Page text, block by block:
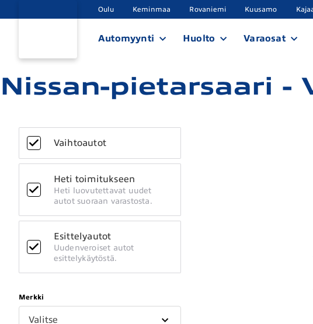
Oulu Keminmaa Rovaniemi Kuusamo
Automyynti Huolto Varaosat
Nissan-pietarsaari -
Vaihtoautot
Heti toimitukseen
Heti luovutettavat uudet
autot suoraan varastosta.
Esittelyautot
Uudenveroiset autot
esittelykäytöstä.
Merkki
Valitse